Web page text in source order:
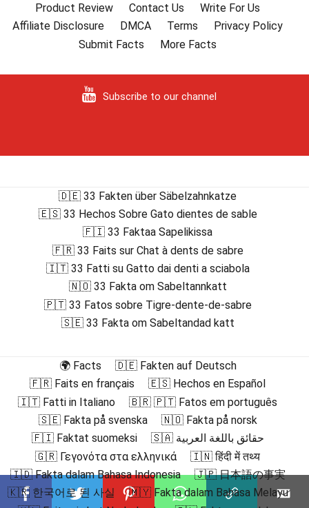
Product Review
Contact Us
Write For Us
Affiliate Disclosure
DMCA Terms
Privacy Policy
Submit Facts
More Facts
Subscribe to our channel
🇩🇪 33 Fakten über Säbelzahnkatze
🇪🇸 33 Hechos Sobre Gato dientes de sable
🇫🇮 33 Faktaa Sapelikissa
🇫🇷 33 Faits sur Chat à dents de sabre
🇮🇹 33 Fatti su Gatto dai denti a sciabola
🇳🇴 33 Fakta om Sabeltannkatt
🇵🇹 33 Fatos sobre Tigre-dente-de-sabre
🇸🇪 33 Fakta om Sabeltandad katt
🌍 Facts
🇩🇪 Fakten auf Deutsch
🇫🇷 Faits en français
🇪🇸 Hechos en Español
🇮🇹 Fatti in Italiano
🇧🇷 🇵🇹 Fatos em português
🇸🇪 Fakta på svenska
🇳🇴 Fakta på norsk
🇫🇮 Faktat suomeksi
🇸🇦 حقائق باللغة العربية
🇬🇷 Γεγονότα στα ελληνικά
🇮🇳 हिंदी में तथ्य
🇮🇩 Fakta dalam Bahasa Indonesia
🇯🇵 日本語の事実
🇰🇷 한국어로 된 사실
🇲🇾 Fakta dalam Bahasa Melayu